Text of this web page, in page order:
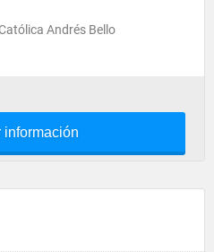
Andrés Bello
información